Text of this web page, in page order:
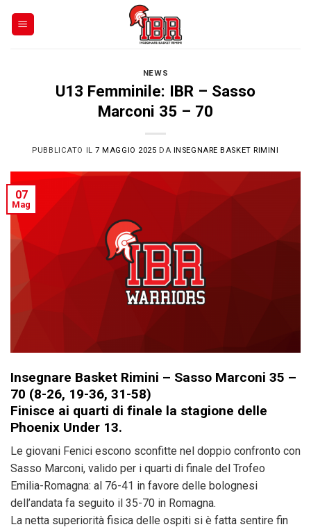
NEWS
U13 Femminile: IBR – Sasso
Marconi 35 – 70
PUBBLICATO IL7 MAGGIO 2025 DA INSEGNARE BASKET RIMINI
07
Mag
Insegnare Basket Rimini – Sasso Marconi 35 –
70 (8-26, 19-36, 31-58)
Finisce ai quarti di finale la stagione delle
Phoenix Under 13.
Le giovani Fenici escono sconfitte nel doppio confronto con
Sasso Marconi, valido per i quarti di finale del Trofeo
Emilia-Romagna: al 76-41 in favore delle bolognesi
dell’andata fa seguito il 35-70 in Romagna.
La netta superiorità fisica delle ospiti si è fatta sentire fin